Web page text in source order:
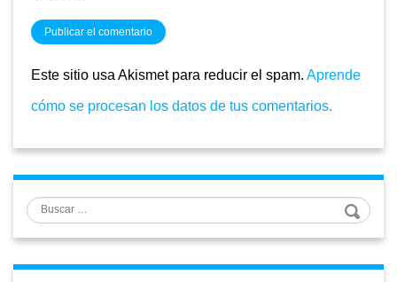
Este sitio usa Akismet para reducir el spam. Aprende
cómo se procesan los datos de tus comentarios.
Buscar